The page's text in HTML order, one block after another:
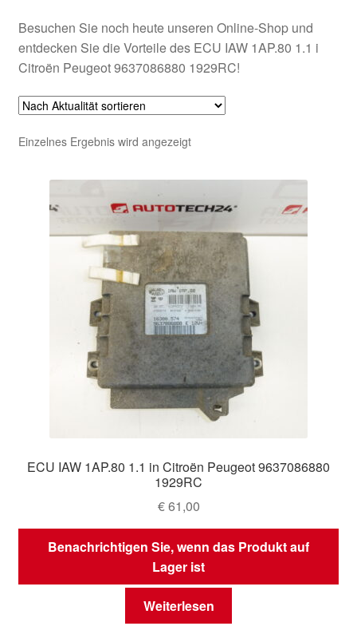
Besuchen Sie noch heute unseren Online-Shop und
entdecken Sie die Vorteile des ECU IAW 1AP.80 1.1 i
Citroën Peugeot 9637086880 1929RC!
Einzelnes Ergebnis wird angezeigt
ECU IAW 1AP.80 1.1 in Citroën Peugeot 9637086880
1929RC
€61,00
Benachrichtigen Sie, wenn das Produkt auf
Lager ist
Weiterlesen